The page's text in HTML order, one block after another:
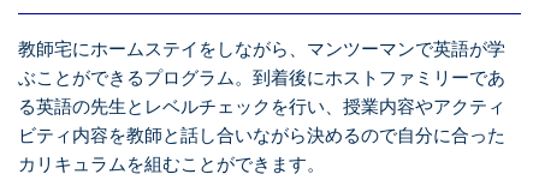
教師宅にホームステイをしながら、マンツーマンで英語が学
ぶことができるプログラム。到着後にホストファミリーであ
る英語の先生とレベルチェックを行い、授業内容やアクティ
ビティ内容を教師と話し合いながら決めるので自分に合った
カリキュラムを組むことができます。